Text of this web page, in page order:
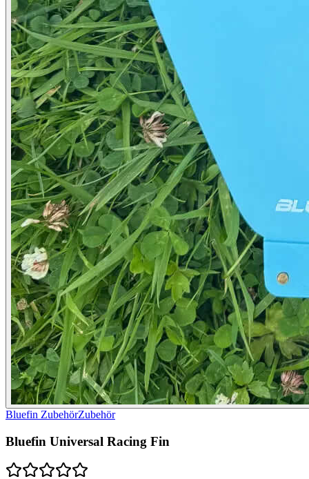
Bluefin ZubehörZubehör
Bluefin Universal Racing Fin